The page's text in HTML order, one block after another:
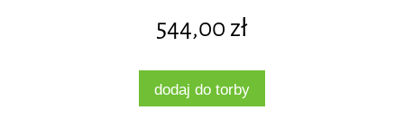
544,00 zł
dodaj do torby